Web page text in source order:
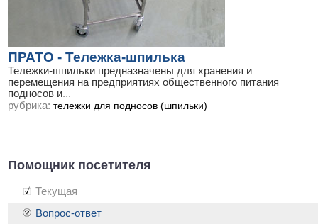
ПРАТО - Тележка-шпилька
Тележки-шпильки предназначены для хранения и
перемещения на предприятиях общественного питания
подносов и...
рубрика: тележки для подносов (шпильки)
Помощник посетителя
Текущая
Вопрос-ответ